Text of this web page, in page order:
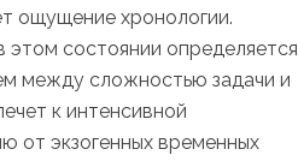
ощущение хронологии.
состоянии определяется
между сложностью задачи и
к интенсивной
от экзогенных временных